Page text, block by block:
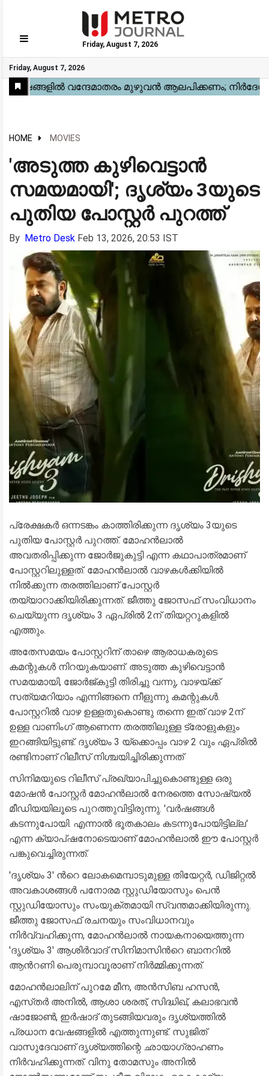
Friday, August 7, 2026
Friday, August 7, 2026
GO
Home
Kerala
National
Gulf
World
Sports
Movies
Health
Automobile
Travel
Education
Novel
Business
Technology
Webstory
HOME MOVIES
'അടുത്ത കുഴിവെട്ടാൻ
സമയമായി'; ദൃശ്യം 3യുടെ
പുതിയ പോസ്റ്റർ പുറത്ത്
By Metro Desk Feb 13, 2026, 20:53 IST
പ്രേക്ഷകർ ഒന്നടങ്കം കാത്തിരിക്കുന്ന ദൃശ്യം 3യുടെ
പുതിയ പോസ്റ്റർ പുറത്ത്. മോഹൻലാൽ
അവതരിപ്പിക്കുന്ന ജോർജുകുട്ടി എന്ന കഥാപാത്രമാണ്
പോസ്റ്ററിലുള്ളത്. മോഹൻലാൽ വാഴകൾക്കിയിൽ
നിൽക്കുന്ന തരത്തിലാണ് പോസ്റ്റർ
തയ്യാറാക്കിയിരിക്കുന്നത്. ജീത്തു ജോസഫ് സംവിധാനം
ചെയ്യുന്ന ദൃശ്യം 3 ഏപ്രിൽ 2ന് തിയറ്ററുകളിൽ
എത്തും.
അതേസമയം പോസ്റ്ററിന് താഴെ ആരാധകരുടെ
കമന്റുകൾ നിറയുകയാണ്. അടുത്ത കുഴിവെട്ടാൻ
സമയമായി, ജോർജ്കുട്ടി തിരിച്ചു വന്നു, വാഴയ്ക്ക്
സത്യമറിയാം എന്നിങ്ങനെ നീളുന്നു കമന്റുകൾ.
പോസ്റ്ററിൽ വാഴ ഉള്ളതുകൊണ്ടു തന്നെ ഇത് വാഴ 2ന്
ഉള്ള വാണിം​ഗ് ആണെന്ന തരത്തിലുള്ള ട്രോളുകളും
ഇറങ്ങിയിട്ടുണ്ട്. ദൃശ്യം 3 യ്‌ക്കൊപ്പം വാഴ 2 വും ഏപ്രിൽ
രണ്ടിനാണ് റിലീസ് നിശ്ചയിച്ചിരിക്കുന്നത്
സിനിമയുടെ റിലീസ് പ്രഖ്യാപിച്ചുകൊണ്ടുള്ള ഒരു
മോഷൻ പോസ്റ്റർ മോഹൻലാൽ നേരത്തെ സോഷ്യൽ
മീഡിയയിലൂടെ പുറത്തുവിട്ടിരുന്നു. 'വർഷങ്ങൾ
കടന്നുപോയി. എന്നാൽ ഭൂതകാലം കടന്നുപോയിട്ടില്ല'
എന്ന ക്യാപ്ഷനോടെയാണ് മോഹൻലാൽ ഈ പോസ്റ്റർ
പങ്കുവെച്ചിരുന്നത്.
'ദൃശ്യം 3' ന്‍റെ ലോകമെമ്പാടുമുള്ള തിയേറ്റർ, ഡിജിറ്റൽ
അവകാശങ്ങൾ പനോരമ സ്റ്റുഡിയോസും പെൻ
സ്റ്റുഡിയോസും സംയുക്തമായി സ്വന്തമാക്കിയിരുന്നു.
ജീത്തു ജോസഫ് രചനയും സംവിധാനവും
നിർവ്വഹിക്കുന്ന, മോഹൻലാൽ നായകനായെത്തുന്ന
'ദൃശ്യം 3' ആശിർവാദ് സിനിമാസിന്‍റെ ബാനറിൽ
ആന്‍റണി പെരുമ്പാവൂരാണ് നിർമ്മിക്കുന്നത്.
മോഹൻലാലിന് പുറമേ മീന, അൻസിബ ഹസൻ,
എസ്‍തര്‍ അനില്‍, ആശാ ശരത്, സിദ്ധിഖ്, കലാഭവൻ
ഷാജോണ്‍, ഇര്‍ഷാദ് തുടങ്ങിയവരും ദൃശ്യത്തില്‍
പ്രധാന വേഷങ്ങളില്‍ എത്തുന്നുണ്ട്. സുജിത്
വാസുദേവാണ് ദൃശ്യത്തിന്റെ ഛായാഗ്രാഹണം
നിര്‍വഹിക്കുന്നത്. വിനു തോമസും അനില്‍